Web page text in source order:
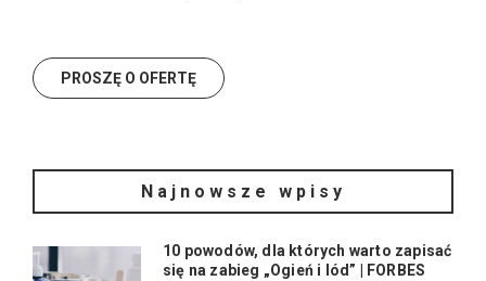
Najnowsze wpisy
10 powodów, dla których warto zapisać
się na zabieg „Ogień i lód” | FORBES